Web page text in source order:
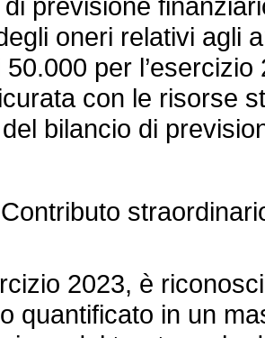
oneri relativi agli
per
con le risorse
bilancio di
Contributo
2023, è
quantificato in un